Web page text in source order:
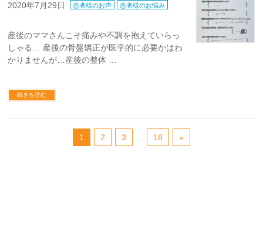
2020年7月29日 患者様のお声 患者様のお悩み
産後のママさんこそ痛みや不調を抱えていらっ
しゃる… 産後の骨盤矯正が医学的に必要かはわ
かりませんが…産後の整体 …
続きを読む
1 2 3 18 »